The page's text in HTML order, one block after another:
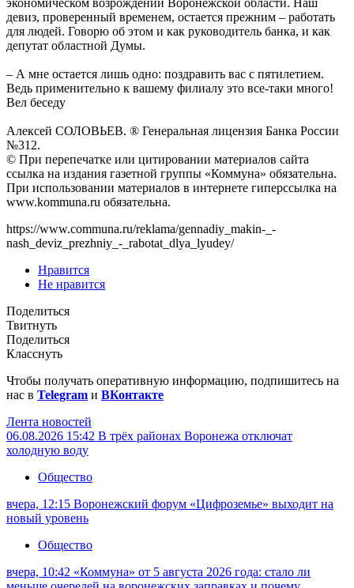
экономическом возрождении Воронежской области. Наш
девиз, проверенный временем, остается прежним – работать
для людей. Говорю об этом и как руководитель банка, и как
депутат областной Думы.
– А мне остается лишь одно: поздравить вас с пятилетием.
Ведь применительно к вашему филиалу это все-таки много!
Вел беседу
Алексей СОЛОВЬЕВ. ® Генеральная лицензия Банка России
№312.
© При перепечатке или цитировании материалов cайта
ссылка на издания газетной группы «Коммуна» обязательна.
При использовании материалов в интернете гиперссылка на
www.kommuna.ru обязательна.
https://www.communa.ru/reklama/gennadiy_makin-_-
nash_deviz_prezhniy_-_rabotat_dlya_lyudey/
Нравится
Не нравится
Поделиться
Твитнуть
Поделиться
Класснуть
Чтобы получать оперативную информацию, подпишитесь на
нас в Telegram и ВКонтакте
Лента новостей
06.08.2026 15:42 В трёх районах Воронежа отключат
холодную воду
Общество
вчера, 12:15 Воронежский форум «Цифроземье» выходит на
новый уровень
Общество
вчера, 10:42 «Коммуна» от 5 августа 2026 года: стало ли